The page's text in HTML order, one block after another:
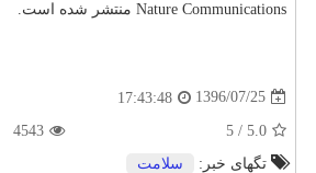
Nature Communications منتشر شده است.
1396/07/25
17:43:48
5.0
/
5
4543
تگهای خبر:
سلامت